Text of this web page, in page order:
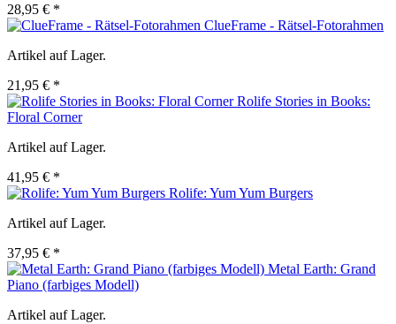
28,95 € *
ClueFrame - Rätsel-Fotorahmen
Artikel auf Lager.
21,95 € *
Rolife Stories in Books:
Floral Corner
Artikel auf Lager.
41,95 € *
Rolife: Yum Yum Burgers
Artikel auf Lager.
37,95 € *
Metal Earth: Grand
Piano (farbiges Modell)
Artikel auf Lager.